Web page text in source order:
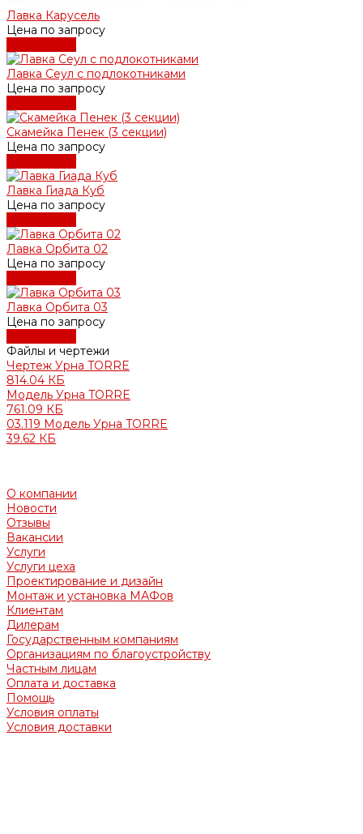
Лавка Карусель
Цена по запросу
Лавка Сеул с подлокотниками
Цена по запросу
Скамейка Пенек (3 секции)
Цена по запросу
Лавка Гиада Куб
Цена по запросу
Лавка Орбита 02
Цена по запросу
Лавка Орбита 03
Цена по запросу
Файлы и чертежи
Чертеж Урна TORRE
814.04 КБ
Модель Урна TORRE
761.09 КБ
03.119 Модель Урна TORRE
39.62 КБ
О компании
Новости
Отзывы
Вакансии
Услуги
Услуги цеха
Проектирование и дизайн
Монтаж и установка МАФов
Клиентам
Дилерам
Государственным компаниям
Организациям по благоустройству
Частным лицам
Оплата и доставка
Помощь
Условия оплаты
Условия доставки